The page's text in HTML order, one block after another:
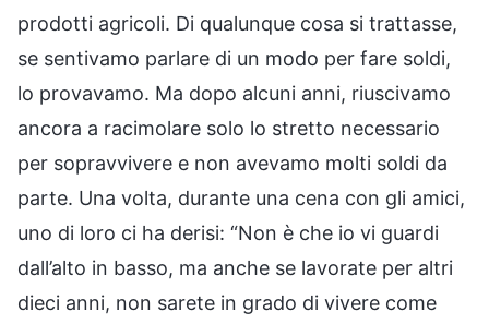
prodotti agricoli. Di qualunque cosa si trattasse,
se sentivamo parlare di un modo per fare soldi,
lo provavamo. Ma dopo alcuni anni, riuscivamo
ancora a racimolare solo lo stretto necessario
per sopravvivere e non avevamo molti soldi da
parte. Una volta, durante una cena con gli amici,
uno di loro ci ha derisi: “Non è che io vi guardi
dall’alto in basso, ma anche se lavorate per altri
dieci anni, non sarete in grado di vivere come